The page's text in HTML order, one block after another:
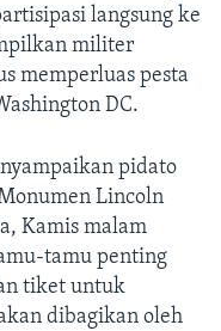
langsung ke
militer
memperluas pesta
DC.
pidato
Lincoln
Kamis malam
tamu penting
tiket untuk
dibagikan oleh